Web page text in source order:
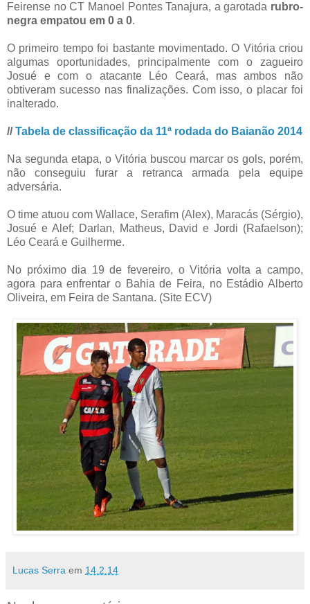
Feirense no CT Manoel Pontes Tanajura, a garotada rubro-
negra empatou em 0 a 0.
O primeiro tempo foi bastante movimentado. O Vitória criou
algumas oportunidades, principalmente com o zagueiro
Josué e com o atacante Léo Ceará, mas ambos não
obtiveram sucesso nas finalizações. Com isso, o placar foi
inalterado.
//Tabela de classificação da 11ª rodada do Baianão 2014
Na segunda etapa, o Vitória buscou marcar os gols, porém,
não conseguiu furar a retranca armada pela equipe
adversária.
O time atuou com Wallace, Serafim (Alex), Maracás (Sérgio),
Josué e Alef; Darlan, Matheus, David e Jordi (Rafaelson);
Léo Ceará e Guilherme.
No próximo dia 19 de fevereiro, o Vitória volta a campo,
agora para enfrentar o Bahia de Feira, no Estádio Alberto
Oliveira, em Feira de Santana. (Site ECV)
Lucas Serra em 14.2.14